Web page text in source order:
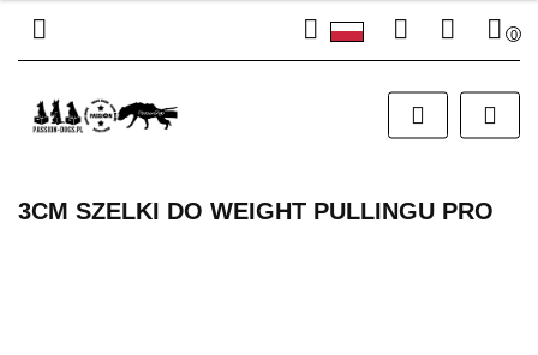
PLN
EUR
Zaloguj się
Załóż konto
Zgody cookies
0
3CM SZELKI DO WEIGHT PULLINGU PRO